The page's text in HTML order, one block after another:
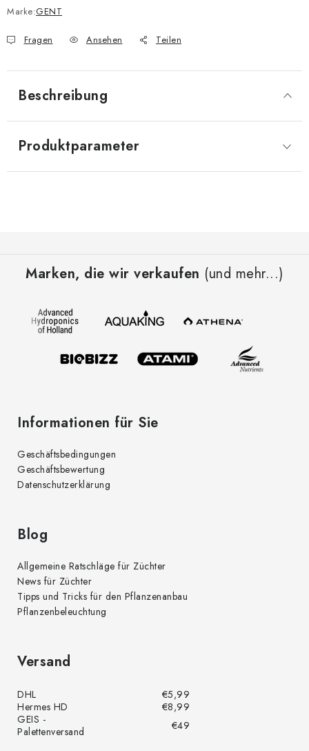
Marke:GENT
Fragen Ansehen Teilen
Beschreibung
Produktparameter
Marken, die wir verkaufen (und mehr...)
Informationen für Sie
Geschäftsbedingungen
Geschäftsbewertung
Datenschutzerklärung
Blog
Allgemeine Ratschläge für Züchter
News für Züchter
Tipps und Tricks für den Pflanzenanbau
Pflanzenbeleuchtung
Versand
DHL
€5,99
Hermes HD
€8,99
GEIS -
Palettenversand
€49